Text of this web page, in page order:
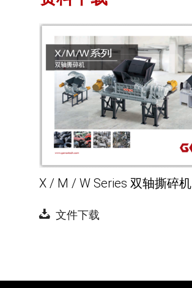
X / M / W Series 双轴撕碎机
文件下载